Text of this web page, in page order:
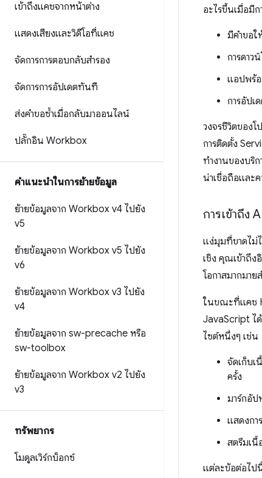
เข้าถึงแคชจากหน้าต่าง
แสดงเสียงและวิดีโอที่แคช
จัดการการตอบกลับสำรอง
จัดการการอัปเดตทันที
ส่งคำขอซ้ำเมื่อกลับมาออนไลน์
ปลั๊กอิน Workbox
คําแนะนําในการย้ายข้อมูล
ย้ายข้อมูลจาก Workbox v4 ไปยัง
v5
ย้ายข้อมูลจาก Workbox v5 ไปยัง
v6
ย้ายข้อมูลจาก Workbox v3 ไปยัง
v4
ย้ายข้อมูลจาก sw-precache หรือ
sw-toolbox
ย้ายข้อมูลจาก Workbox v2 ไปยัง
v3
ทรัพยากร
โมดูลเวิร์กบ็อกซ์
อะไรขึ้นเมื่อมี
มีคำขอใ
การดาว
แอปพร้อ
การอัปเ
วงจรชีวิตของ
การติดตั้ง
ทำงานของบริ
น่าเชื่อถือและค
การเข้าถึง
แง่มุมที่ขาดไม่
เชิง คุณเข้าถึง
โอกาสมากมา
ในขณะที่แคช
JavaScript ได้
ไซต์หนึ่งๆ เช่น
จัดเก็บเ
ครั้ง
มาร์กอั
แสดงกา
สตรีมเนื้
แต่ละข้อต่อไป